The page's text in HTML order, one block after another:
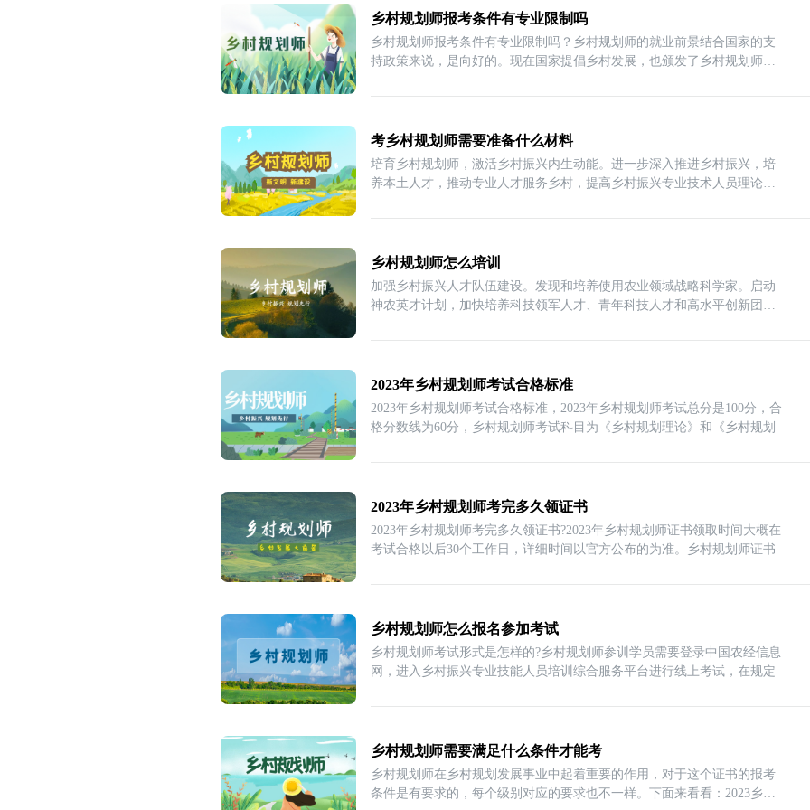
乡村规划师报考条件有专业限制吗
乡村规划师报考条件有专业限制吗？乡村规划师的就业前景结合国家的支
持政策来说，是向好的。现在国家提倡乡村发展，也颁发了乡村规划师团
考乡村规划师需要准备什么材料
培育乡村规划师，激活乡村振兴内生动能。进一步深入推进乡村振兴，培
养本土人才，推动专业人才服务乡村，提高乡村振兴专业技术人员理论与
乡村规划师怎么培训
加强乡村振兴人才队伍建设。发现和培养使用农业领域战略科学家。启动
神农英才计划，加快培养科技领军人才、青年科技人才和高水平创新团
2023年乡村规划师考试合格标准
2023年乡村规划师考试合格标准，2023年乡村规划师考试总分是100分，合
格分数线为60分，乡村规划师考试科目为《乡村规划理论》和《乡村规划
2023年乡村规划师考完多久领证书
2023年乡村规划师考完多久领证书?2023年乡村规划师证书领取时间大概在
考试合格以后30个工作日，详细时间以官方公布的为准。乡村规划师证书
乡村规划师怎么报名参加考试
乡村规划师考试形式是怎样的?乡村规划师参训学员需要登录中国农经信息
网，进入乡村振兴专业技能人员培训综合服务平台进行线上考试，在规定
乡村规划师需要满足什么条件才能考
乡村规划师在乡村规划发展事业中起着重要的作用，对于这个证书的报考
条件是有要求的，每个级别对应的要求也不一样。下面来看看：2023乡村